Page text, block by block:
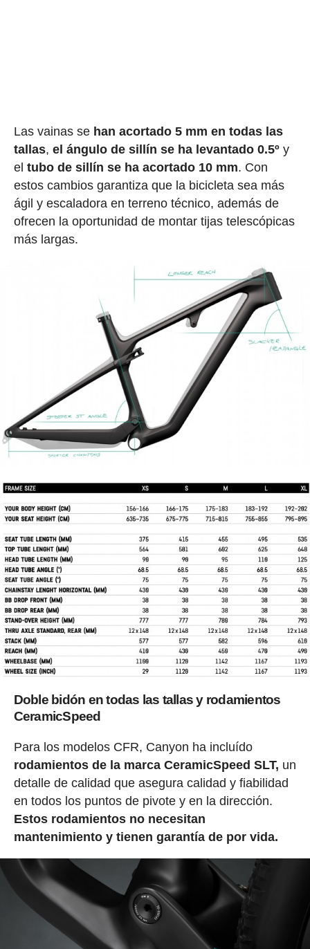
Las vainas se han acortado 5 mm en todas las
tallas, el ángulo de sillín se ha levantado 0.5ºy
el tubo de sillín se ha acortado 10 mm. Con
estos cambios garantiza que la bicicleta sea más
ágil y escaladora en terreno técnico, además de
ofrecen la oportunidad de montar tijas telescópicas
más largas.
Doble bidón en todas las tallas y rodamientos
CeramicSpeed
Para los modelos CFR, Canyon ha incluído
rodamientos de la marca CeramicSpeed SLT, un
detalle de calidad que asegura calidad y fiabilidad
en todos los puntos de pivote y en la dirección.
Estos rodamientos no necesitan
mantenimiento y tienen garantía de por vida.